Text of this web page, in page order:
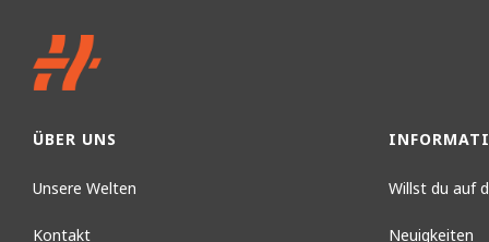
ÜBER UNS
Unsere Welten
Kontakt
Willst du auf
Neuigkeiten